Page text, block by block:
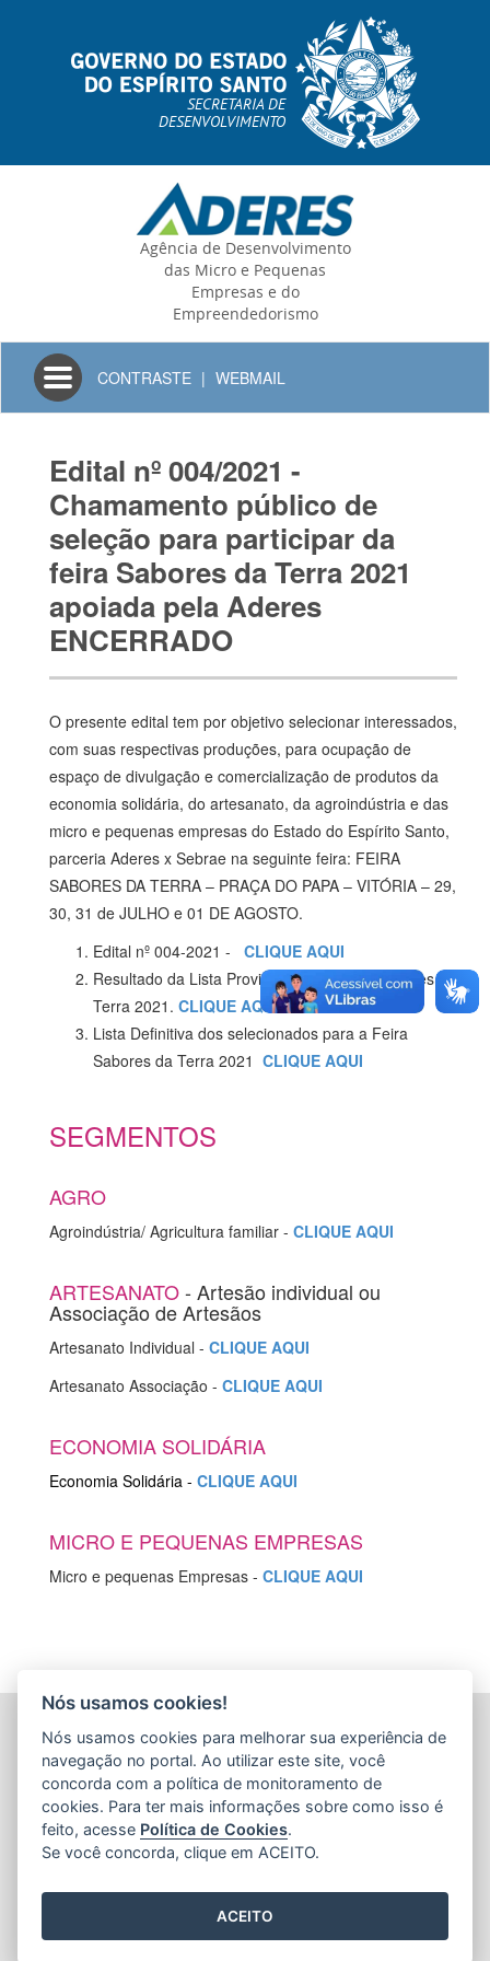
SECRETARIA DE
DESENVOLVIMENTO
Agência de Desenvolvimento
das Micro e Pequenas
Empresas e do
Empreendedorismo
Toggle
navigation
CONTRASTE | WEBMAIL
Edital nº 004/2021 -
Chamamento público de
seleção para participar da
feira Sabores da Terra 2021
apoiada pela Aderes
ENCERRADO
O presente edital tem por objetivo selecionar interessados,
com suas respectivas produções, para ocupação de
espaço de divulgação e comercialização de produtos da
economia solidária, do artesanato, da agroindústria e das
micro e pequenas empresas do Estado do Espírito Santo,
parceria Aderes x Sebrae na seguinte feira: FEIRA
SABORES DA TERRA – PRAÇA DO PAPA – VITÓRIA – 29,
30, 31 de JULHO e 01 DE AGOSTO.
Edital nº 004-2021 - CLIQUE AQUI
Resultado da Lista Provisória para Feira Sabores da
Terra 2021. CLIQUE AQUI
Lista Definitiva dos selecionados para a Feira
Sabores da Terra 2021 CLIQUE AQUI
SEGMENTOS
AGRO
Agroindústria/ Agricultura familiar - CLIQUE AQUI
ARTESANATO- Artesão individual ou
Associação de Artesãos
Artesanato Individual - CLIQUE AQUI
Artesanato Associação - CLIQUE AQUI
ECONOMIA SOLIDÁRIA
Economia Solidária - CLIQUE AQUI
MICRO E PEQUENAS EMPRESAS
Micro e pequenas Empresas - CLIQUE AQUI
AGÊNCIA DE DESENVOLVIMENTO DAS MICRO E
PEQUENAS EMPRESAS E DO EMPREENDEDORISMO
(ADERES)
Av. Nossa Sra. da Penha, 714 - Edifício RS Trade Tower - 5º
Andar - Praia do Canto
CEP: 29055-130 - Vitória / ES
Tel.: 27 3636-8552
Nós usamos cookies!
Nós usamos cookies para melhorar sua experiência de
navegação no portal. Ao utilizar este site, você
concorda com a política de monitoramento de
cookies. Para ter mais informações sobre como isso é
feito, acesse Política de Cookies.
Se você concorda, clique em ACEITO.
ACEITO